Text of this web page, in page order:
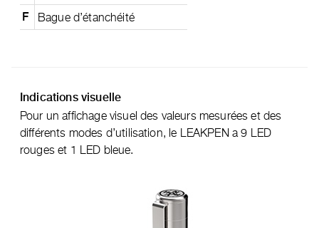
F Bague d’étanchéité
Indications visuelle
Pour un affichage visuel des valeurs mesurées et des
différents modes d’utilisation, le LEAKPEN a 9 LED
rouges et 1 LED bleue.